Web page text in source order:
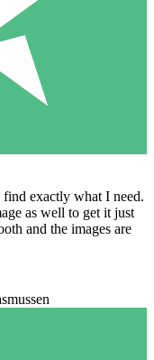
find exactly what I need.
as well to get it just
and the images are